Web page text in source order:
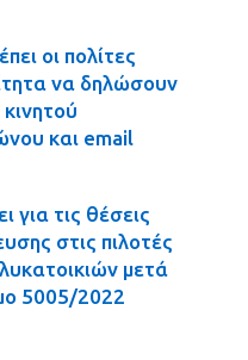
οι πολίτες
να δηλώσουν
και email
για τις θέσεις
στις πιλοτές
μετά
5005/2022